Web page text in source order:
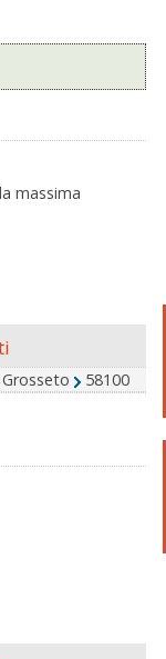
massima
58100